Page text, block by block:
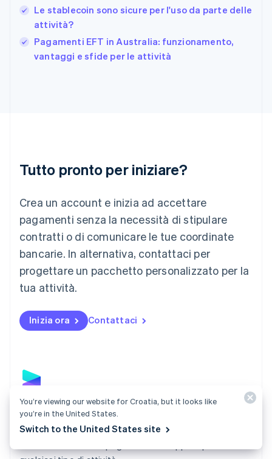
Le stablecoin sono sicure per l'uso da parte delle
attività?
Pagamenti EFT in Australia: funzionamento,
vantaggi e sfide per le attività
Tutto pronto per iniziare?
Crea un account e inizia ad accettare
pagamenti senza la necessità di stipulare
contratti o di comunicare le tue coordinate
bancarie. In alternativa, contattaci per
progettare un pacchetto personalizzato per la
tua attività.
Inizia ora Contattaci
Payments
Accetta pagamenti online e di persona in tutto il mondo
English
Grecia
English
India
English
Lituania
Lussemburgo
Deutsch English
Malaysia
English 简体中文
Malta
Messico
EspañolEnglish
English
Nuova Zelanda
Polonia
English
Portogallo
Português English
English 简体中文
You’re viewing our website for Croatia, but it looks like
you’re in the United States.
Switch to the United States site